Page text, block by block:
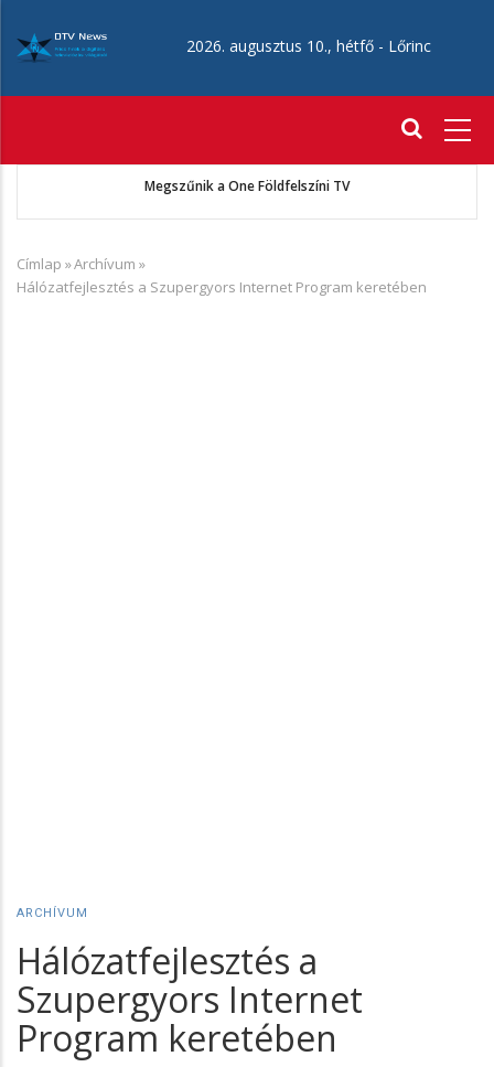
tartalomra
2026. augusztus 10., hétfő - Lőrinc
Megszűnik a One Földfelszíni TV
Morzsa
Címlap »Archívum »
Hálózatfejlesztés a Szupergyors Internet Program keretében
ARCHÍVUM
Hálózatfejlesztés a
Szupergyors Internet
Program keretében